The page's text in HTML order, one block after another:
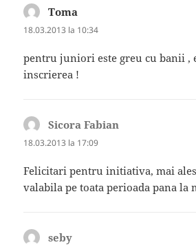
Toma
18.03.2013 la 10:34
pentru juniori este greu cu banii ,
inscrierea !
Sicora Fabian
18.03.2013 la 17:09
Felicitari pentru initiativa, mai ales
valabila pe toata perioada pana la
seby